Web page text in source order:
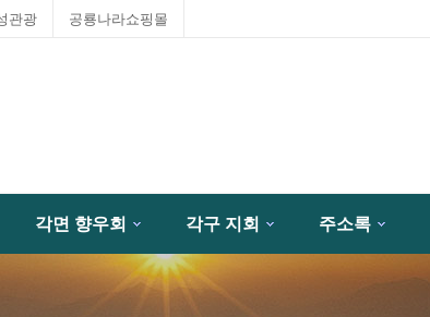
관광 공룡나라쇼핑몰
각면 향우회 각구 지회 주소록